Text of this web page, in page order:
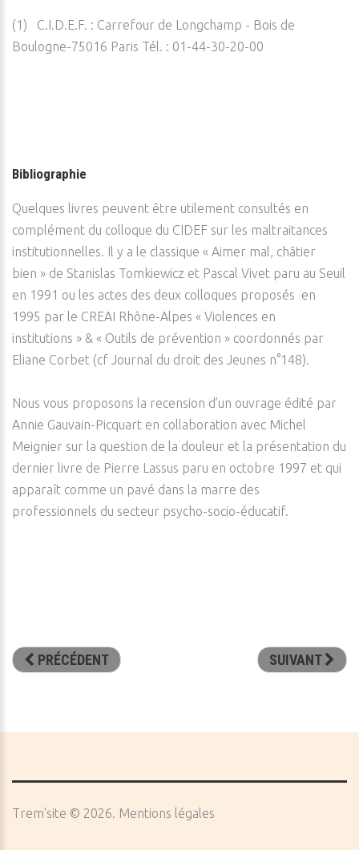
(1) C.I.D.E.F. : Carrefour de Longchamp - Bois de
Boulogne-75016 Paris Tél. : 01-44-30-20-00
Bibliographie
Quelques livres peuvent être utilement consultés en
complément du colloque du CIDEF sur les maltraitances
institutionnelles. Il y a le classique « Aimer mal, châtier
bien » de Stanislas Tomkiewicz et Pascal Vivet paru au Seuil
en 1991 ou les actes des deux colloques proposés en
1995 par le CREAI Rhône-Alpes « Violences en
institutions » & « Outils de prévention » coordonnés par
Eliane Corbet (cf Journal du droit des Jeunes n°148).
Nous vous proposons la recension d’un ouvrage édité par
Annie Gauvain-Picquart en collaboration avec Michel
Meignier sur la question de la douleur et la présentation du
dernier livre de Pierre Lassus paru en octobre 1997 et qui
apparaît comme un pavé dans la marre des
professionnels du secteur psycho-socio-éducatif.
PRÉCÉDENT SUIVANT
Trem'site © 2026 Mentions légales